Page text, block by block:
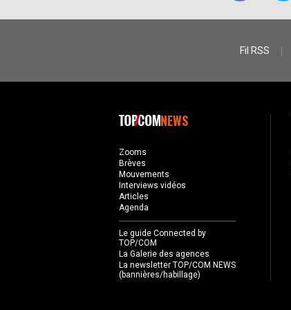
Fil RSS
NEWS
Zooms
Brèves
Mouvements
Interviews vidéos
Articles
Agenda
Le guide Connected by
TOP/COM
La Galerie des agences
La newsletter TOP/COM NEWS
(bannières/habillage)